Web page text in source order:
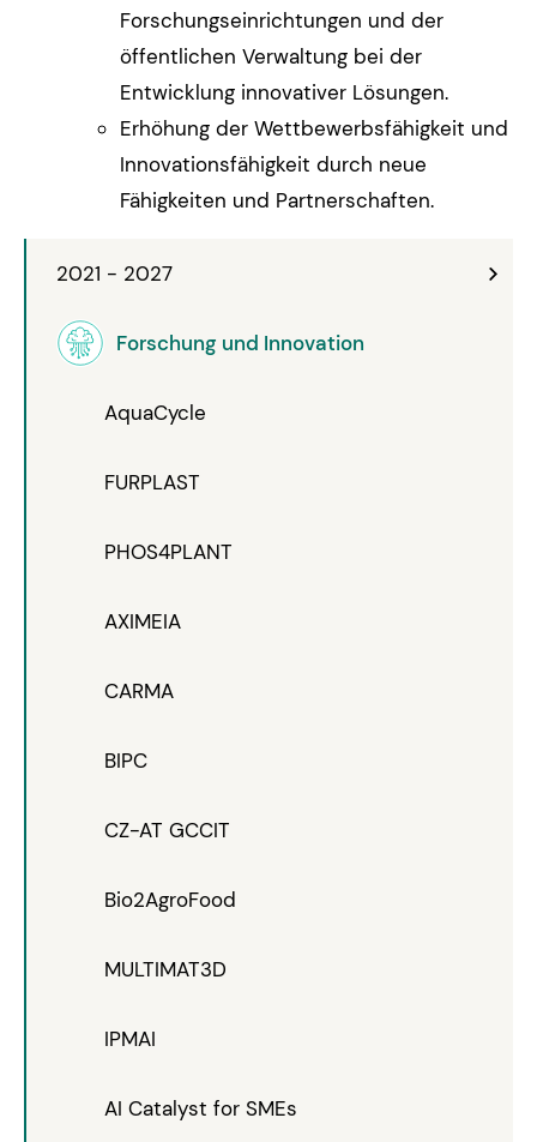
2021 - 2027
Forschung und Innovation
AquaCycle
FURPLAST
PHOS4PLANT
AXIMEIA
CARMA
BIPC
CZ-AT GCCIT
Bio2AgroFood
MULTIMAT3D
IPMAI
AI Catalyst for SMEs
Forschungseinrichtungen und der
öffentlichen Verwaltung bei der
Entwicklung innovativer Lösungen.
Erhöhung der Wettbewerbsfähigkeit und
Innovationsfähigkeit durch neue
Fähigkeiten und Partnerschaften.